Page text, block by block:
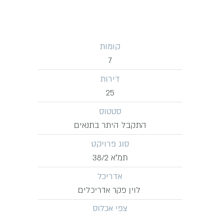
קומות
7
דירות
25
סטטוס
התקבל היתר בתנאים
סוג פרויקט
תמ״א 38/2
אדריכל
לוין פקר אדריכלים
צפי אכלוס